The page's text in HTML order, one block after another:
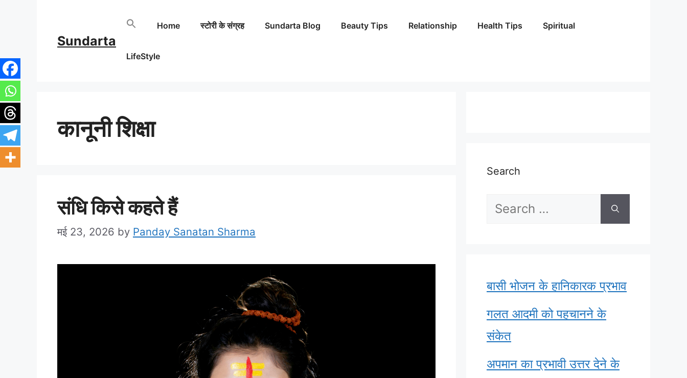
content
Sundarta
Home स्टोरी के संग्रह Sundarta Blog Beauty Tips Relationship Health Tips Spiritual
LifeStyle
कानूनी शिक्षा
संधि किसे कहते हैं
मई 23, 2026 by Panday Sanatan Sharma
Search
Search
बासी भोजन के हानिकारक प्रभाव
गलत आदमी को पहचानने के
संकेत
अपमान का प्रभावी उत्तर देने के